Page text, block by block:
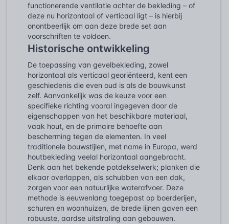
functionerende ventilatie achter de bekleding – of
deze nu horizontaal of verticaal ligt – is hierbij
onontbeerlijk om aan deze brede set aan
voorschriften te voldoen.
Historische ontwikkeling
De toepassing van gevelbekleding, zowel
horizontaal als verticaal georiënteerd, kent een
geschiedenis die even oud is als de bouwkunst
zelf. Aanvankelijk was de keuze voor een
specifieke richting vooral ingegeven door de
eigenschappen van het beschikbare materiaal,
vaak hout, en de primaire behoefte aan
bescherming tegen de elementen. In veel
traditionele bouwstijlen, met name in Europa, werd
houtbekleding veelal horizontaal aangebracht.
Denk aan het bekende potdekselwerk; planken die
elkaar overlappen, als schubben van een dak,
zorgen voor een natuurlijke waterafvoer. Deze
methode is eeuwenlang toegepast op boerderijen,
schuren en woonhuizen, de brede lijnen gaven een
robuuste, aardse uitstraling aan gebouwen.